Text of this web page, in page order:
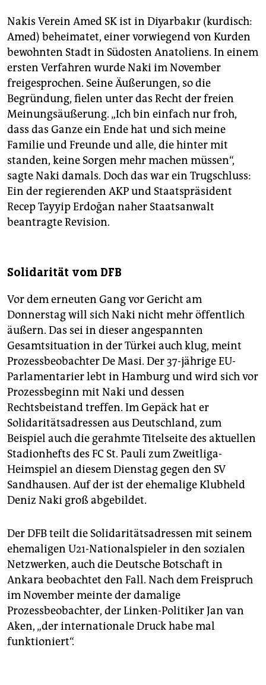
Nakis Verein Amed SK ist in Diyarbakır (kurdisch:
Amed) beheimatet, einer vorwiegend von Kurden
bewohnten Stadt in Südosten Anatoliens. In einem
ersten Verfahren wurde Naki im November
freigesprochen. Seine Äußerungen, so die
Begründung, fielen unter das Recht der freien
Meinungsäußerung. „Ich bin einfach nur froh,
dass das Ganze ein Ende hat und sich meine
Familie und Freunde und alle, die hinter mit
standen, keine Sorgen mehr machen müssen“,
sagte Naki damals. Doch das war ein Trugschluss:
Ein der regierenden AKP und Staatspräsident
Recep Tayyip Erdoğan naher Staatsanwalt
beantragte Revision.
Solidarität vom DFB
Vor dem erneuten Gang vor Gericht am
Donnerstag will sich Naki nicht mehr öffentlich
äußern. Das sei in dieser angespannten
Gesamtsituation in der Türkei auch klug, meint
Prozessbeobachter De Masi. Der 37-jährige EU-
Parlamentarier lebt in Hamburg und wird sich vor
Prozessbeginn mit Naki und dessen
Rechtsbeistand treffen. Im Gepäck hat er
Solidaritätsadressen aus Deutschland, zum
Beispiel auch die gerahmte Titelseite des aktuellen
Stadionhefts des FC St. Pauli zum Zweitliga-
Heimspiel an diesem Dienstag gegen den SV
Sandhausen. Auf der ist der ehemalige Klubheld
Deniz Naki groß abgebildet.
Der DFB teilt die Solidaritätsadressen mit seinem
ehemaligen U21-Nationalspieler in den sozialen
Netzwerken, auch die Deutsche Botschaft in
Ankara beobachtet den Fall. Nach dem Freispruch
im November meinte der damalige
Prozessbeobachter, der Linken-Politiker Jan van
Aken, „der internationale Druck habe mal
funktioniert“.